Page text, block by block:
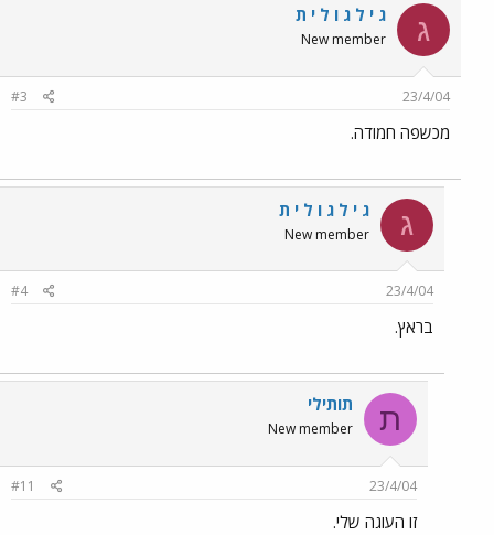
ג ג י ל ג ו ל י ת
New member
23/4/04
#3
מכשפה חמודה.
ג ג י ל ג ו ל י ת
New member
23/4/04
#4
בראץ.
ת תותילי
New member
23/4/04
#11
זו העוגה שלי.